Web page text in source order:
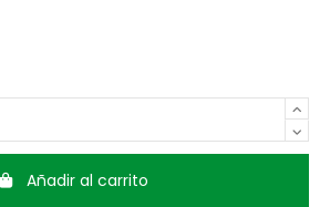
Añadir al carrito